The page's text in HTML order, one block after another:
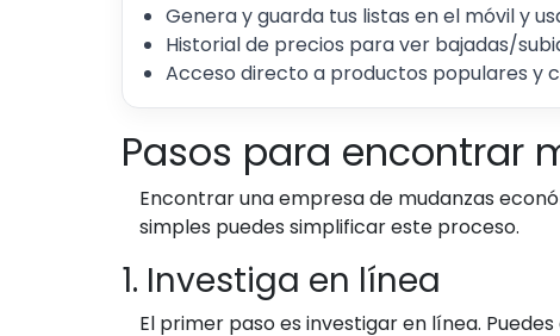
Genera y guarda tus listas en el móvil y
Historial de precios para ver bajadas/
Acceso directo a productos populares y
Pasos para encontrar
Encontrar una empresa de mudanzas
simples puedes simplificar este proceso.
1. Investiga en línea
El primer paso es investigar en línea.